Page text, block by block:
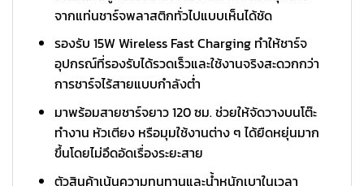
จากแท่นชาร์จพลาสติกทั่วไปแบบเห็นได้ชัด
รองรับ 15W Wireless Fast Charging ทำให้ชาร์จ
อุปกรณ์ที่รองรับได้รวดเร็วและใช้งานจริงสะดวกกว่า
การชาร์จไร้สายแบบกำลังต่ำ
มาพร้อมสายชาร์จยาว 120 ซม. ช่วยให้จัดวางบนโต๊ะ
ทำงาน หัวเตียง หรือมุมใช้งานต่าง ๆ ได้ยืดหยุ่นมาก
ขึ้นโดยไม่อึดอัดเรื่องระยะสาย
ตัวสินค้าเน้นความทนทานและน้ำหนักเบาในเวลา